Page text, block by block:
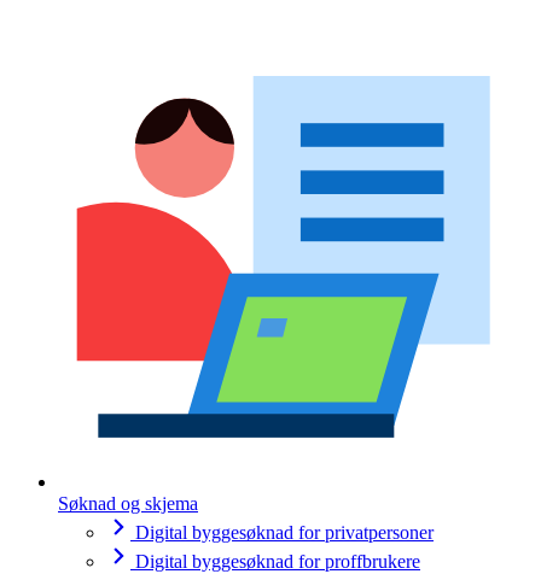
Søknad og skjema
Digital byggesøknad for privatpersoner
Digital byggesøknad for proffbrukere